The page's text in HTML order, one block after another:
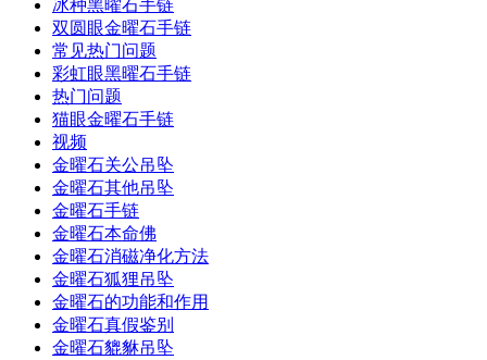
冰种黑曜石手链
双圆眼金曜石手链
常见热门问题
彩虹眼黑曜石手链
热门问题
猫眼金曜石手链
视频
金曜石关公吊坠
金曜石其他吊坠
金曜石手链
金曜石本命佛
金曜石消磁净化方法
金曜石狐狸吊坠
金曜石的功能和作用
金曜石真假鉴别
金曜石貔貅吊坠